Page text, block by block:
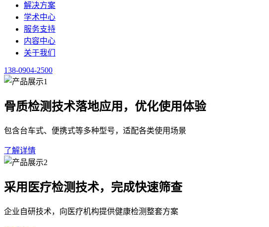
关于我们
138-0904-2500
产品问答
整理产品常见问题，提供操作方法与处理方案，用于产品使用参考。
首页/内容中心/产品问答 · 详情
2026-05-19 · 南京澳思泰生物科技有限公司 · 问答
仅供参考
某三甲医院神经内科计划新增一台超声 经颅多普勒血流分析仪，用于辅助评
保障采购流程符合医院资产管理规范，以及如何安排后续的操作培训。经